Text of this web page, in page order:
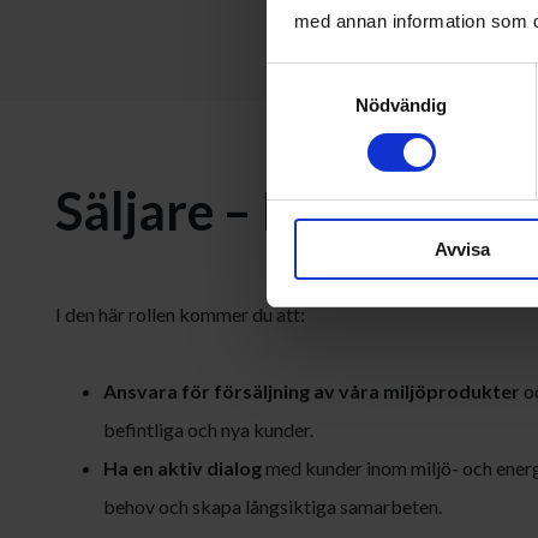
med annan information som
Nödvändig
Avvisa
Säljare –
I den här rollen kommer du att:
Ansvara för försäljning av våra miljöprodukter
befintliga och nya kunder.
Ha en aktiv dialog med kunder inom miljö- och
behov och skapa långsiktiga samarbeten.